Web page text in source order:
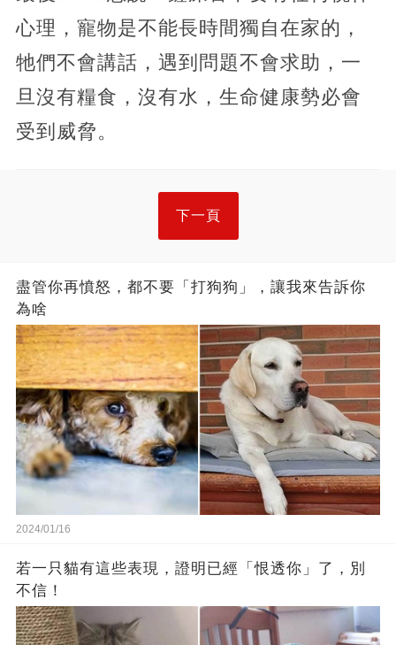
心理，寵物是不能長時間獨自在家的，
牠們不會講話，遇到問題不會求助，一
旦沒有糧食，沒有水，生命健康勢必會
受到威脅。
下一頁
盡管你再憤怒，都不要「打狗狗」，讓我來告訴你
為啥
2024/01/16
若一只貓有這些表現，證明已經「恨透你」了，別
不信！